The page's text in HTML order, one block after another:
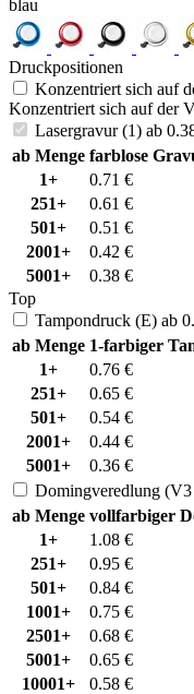
blau
Druckpositionen
Konzentriert sich auf
Konzentriert sich auf der
Lasergravur (1) ab
ab Menge farblose
1+
0.71 €
251+
0.61 €
501+
0.51 €
2001+
0.42 €
5001+
0.38 €
Top
Tampondruck (E) ab
ab Menge 1-farbiger
1+
0.76 €
251+
0.65 €
501+
0.54 €
2001+
0.44 €
5001+
0.36 €
Domingveredlung (V3
ab Menge vollfarbiger
1+
1.08 €
251+
0.95 €
501+
0.84 €
1001+
0.75 €
2501+
0.68 €
5001+
0.65 €
10001+
0.58 €